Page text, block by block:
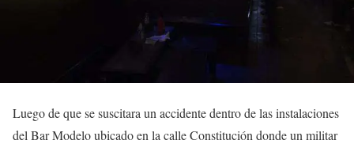
Luego de que se suscitara un accidente dentro de las instalaciones
del Bar Modelo ubicado en la calle Constitución donde un militar